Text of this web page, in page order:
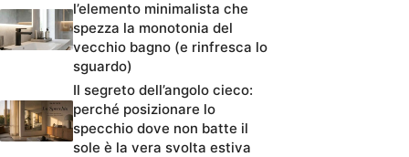
l’elemento minimalista che
spezza la monotonia del
vecchio bagno (e rinfresca lo
sguardo)
Il segreto dell’angolo cieco:
perché posizionare lo
specchio dove non batte il
sole è la vera svolta estiva